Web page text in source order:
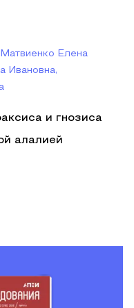
Елена
Ивановна,
и гнозиса
алалией